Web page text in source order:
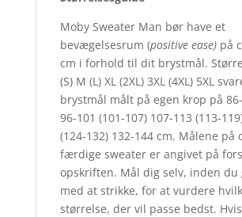
Moby Sweater Man bør have et
bevægelsesrum (positive ease) på
cm i forhold til dit brystmål.
(S) M (L) XL (2XL) 3XL (4XL) 5XL
brystmål målt på egen krop på
96-101 (101-107) 107-113 (113-
(124-132) 132-144 cm. Målene på
færdige sweater er angivet på
opskriften. Mål dig selv, inden du
med at strikke, for at vurdere
størrelse, der vil passe bedst.